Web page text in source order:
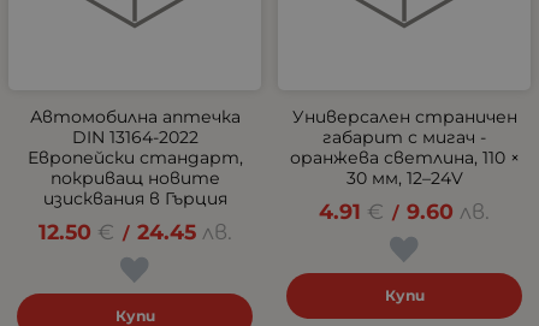
Автомобилна аптечка
DIN 13164-2022
Европейски стандарт,
покриващ новите
изисквания в Гърция
12.50 € / 24.45 лв.
Купи
Универсален страничен
габарит с мигач -
оранжева светлина, 110 ×
30 мм, 12–24V
4.91 € / 9.60 лв.
Купи